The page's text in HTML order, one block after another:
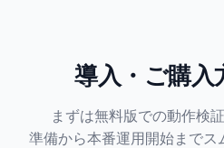
導入・ご購入
まずは無料版での動作検
準備から本番運用開始までス